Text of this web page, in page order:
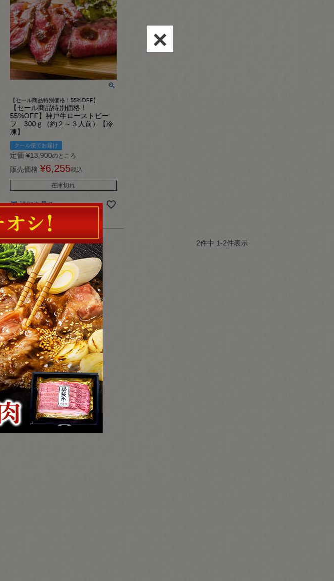
【セール商品特別価格！55%OFF】
【セール商品特別価格！
55%OFF】神戸牛ローストビー
フ 300ｇ（約２～３人前）【冷
凍】
クール便でお届け
定価 ¥13,900のところ
販売価格 ¥6,255税込
在庫切れ
詳細を見る
新着順 2件中 1-2件表示
×